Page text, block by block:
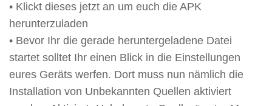
• Klickt dieses jetzt an um euch die APK
herunterzuladen
• Bevor Ihr die gerade heruntergeladene Datei
startet solltet Ihr einen Blick in die Einstellungen
eures Geräts werfen. Dort muss nun nämlich die
Installation von Unbekannten Quellen aktiviert